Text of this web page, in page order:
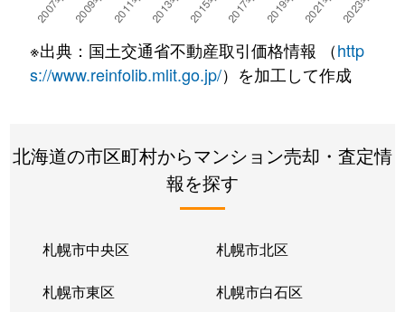
湯川町 780万円 湯の川温泉
徒歩4
湯浜町
450万円 函館アリーナ前
徒歩15
若松町
630万円 函館駅前 徒歩6
※出典：国土交通省不動産取引価格情報 （http
s://www.reinfolib.mlit.go.jp/）を加工して作成
北海道の市区町村からマンション売却・査定情
報を探す
札幌市中央区 札幌市北区
札幌市東区 札幌市白石区